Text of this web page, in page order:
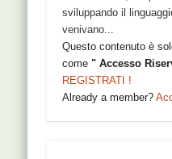
sviluppando il
venivano...
Questo contenuto è
come" Accesso
REGISTRATI !
Already a member?